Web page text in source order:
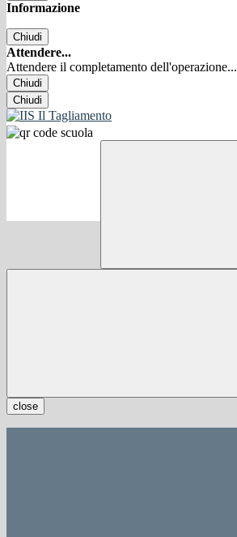
Informazione
Chiudi
Attendere...
Attendere il completamento dell'operazione...
Chiudi
Chiudi
close